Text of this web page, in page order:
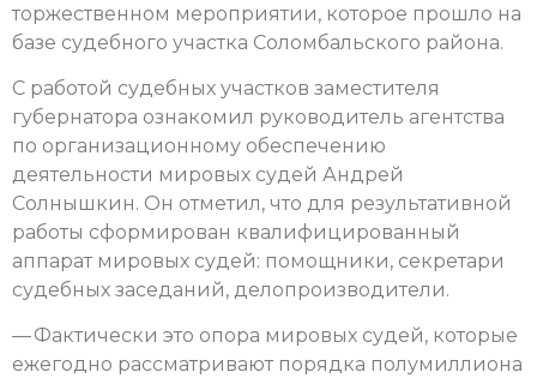
торжественном мероприятии, которое прошло на
базе судебного участка Соломбальского района.
С работой судебных участков заместителя
губернатора ознакомил руководитель агентства
по организационному обеспечению
деятельности мировых судей Андрей
Солнышкин. Он отметил, что для результативной
работы сформирован квалифицированный
аппарат мировых судей: помощники, секретари
судебных заседаний, делопроизводители.
— Фактически это опора мировых судей, которые
ежегодно рассматривают порядка полумиллиона